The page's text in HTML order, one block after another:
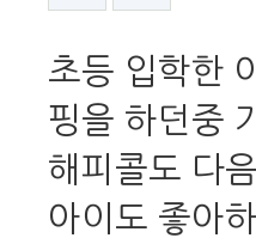
초등 입학한
핑을 하던중
해피콜도 다
아이도 좋아